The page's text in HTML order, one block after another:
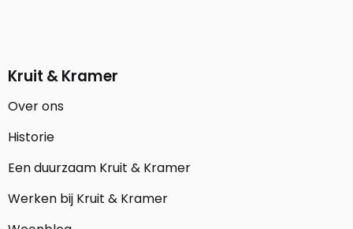
Kruit & Kramer
Over ons
Historie
Een duurzaam Kruit & Kramer
Werken bij Kruit & Kramer